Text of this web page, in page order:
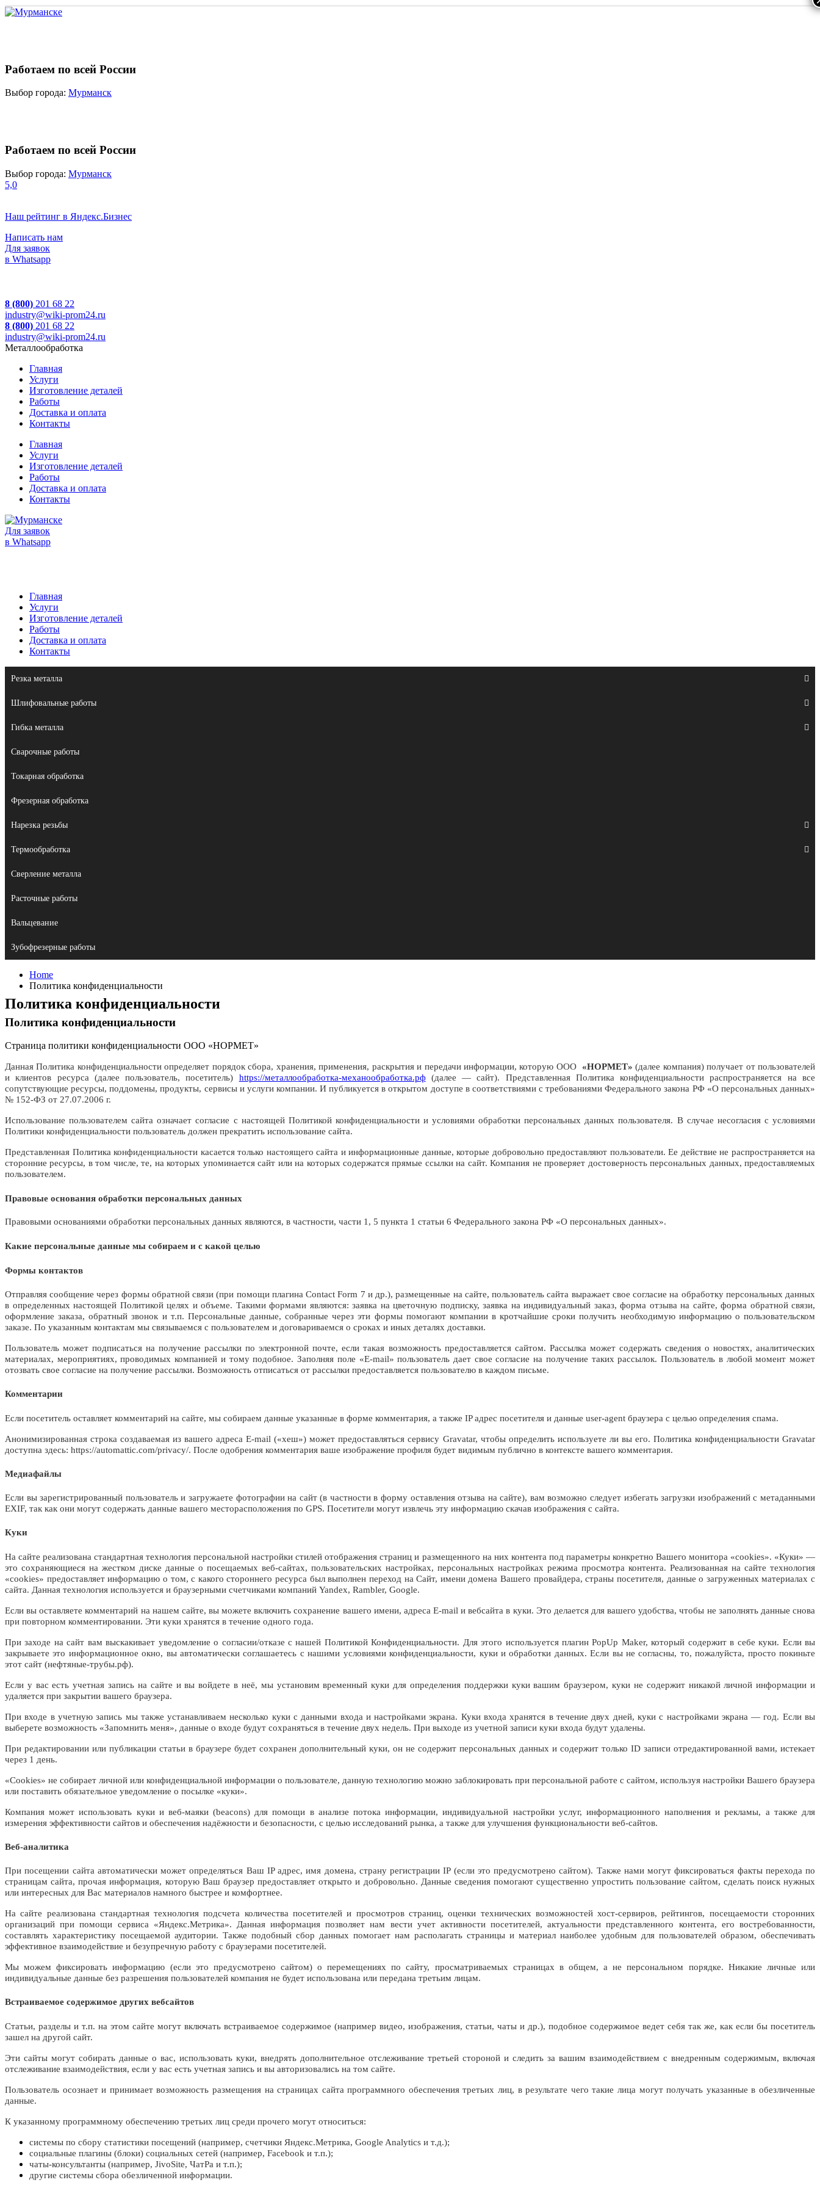
Работаем по всей России
Выбор города: Мурманск
Работаем по всей России
Выбор города: Мурманск
5,0
Наш рейтинг в Яндекс.Бизнес
Написать нам
Для заявок
в Whatsapp
8 (800) 201 68 22
industry@wiki-prom24.ru
8 (800) 201 68 22
industry@wiki-prom24.ru
Металлообработка
Главная
Услуги
Изготовление деталей
Работы
Доставка и оплата
Контакты
Главная
Услуги
Изготовление деталей
Работы
Доставка и оплата
Контакты
Для заявок
в Whatsapp
Главная
Услуги
Изготовление деталей
Работы
Доставка и оплата
Контакты
Резка металла
Шлифовальные работы
Гибка металла
Сварочные работы
Токарная обработка
Фрезерная обработка
Нарезка резьбы
Термообработка
Сверление металла
Расточные работы
Вальцевание
Зубофрезерные работы
Home
Политика конфиденциальности
Политика конфиденциальности
Политика конфиденциальности
Страница политики конфиденциальности ООО «НОРМЕТ»
Данная Политика конфиденциальности определяет порядок сбора, хранения, применения, раскрытия и передачи информации, которую ООО «НОРМЕТ» (далее компания) получает от пользователей
и клиентов ресурса (далее пользователь, посетитель) https://металлообработка-механообработка.рф(далее — сайт). Представленная Политика конфиденциальности распространяется на все
сопутствующие ресурсы, поддомены, продукты, сервисы и услуги компании. И публикуется в открытом доступе в соответствиями с требованиями Федерального закона РФ «О персональных данных»
№ 152-ФЗ от 27.07.2006 г.
Использование пользователем сайта означает согласие с настоящей Политикой конфиденциальности и условиями обработки персональных данных пользователя. В случае несогласия с условиями
Политики конфиденциальности пользователь должен прекратить использование сайта.
Представленная Политика конфиденциальности касается только настоящего сайта и информационные данные, которые добровольно предоставляют пользователи. Ее действие не распространяется на
сторонние ресурсы, в том числе, те, на которых упоминается сайт или на которых содержатся прямые ссылки на сайт. Компания не проверяет достоверность персональных данных, предоставляемых
пользователем.
Правовые основания обработки персональных данных
Правовыми основаниями обработки персональных данных являются, в частности, части 1, 5 пункта 1 статьи 6 Федерального закона РФ «О персональных данных».
Какие персональные данные мы собираем и с какой целью
Формы контактов
Отправляя сообщение через формы обратной связи (при помощи плагина Contact Form 7 и др.), размещенные на сайте, пользователь сайта выражает свое согласие на обработку персональных данных
в определенных настоящей Политикой целях и объеме. Такими формами являются: заявка на цветочную подписку, заявка на индивидуальный заказ, форма отзыва на сайте, форма обратной связи,
оформление заказа, обратный звонок и т.п. Персональные данные, собранные через эти формы помогают компании в кротчайшие сроки получить необходимую информацию о пользовательском
заказе. По указанным контактам мы связываемся с пользователем и договариваемся о сроках и иных деталях доставки.
Пользователь может подписаться на получение рассылки по электронной почте, если такая возможность предоставляется сайтом. Рассылка может содержать сведения о новостях, аналитических
материалах, мероприятиях, проводимых компанией и тому подобное. Заполняя поле «E-mail» пользователь дает свое согласие на получение таких рассылок. Пользователь в любой момент может
отозвать свое согласие на получение рассылки. Возможность отписаться от рассылки предоставляется пользователю в каждом письме.
Комментарии
Если посетитель оставляет комментарий на сайте, мы собираем данные указанные в форме комментария, а также IP адрес посетителя и данные user-agent браузера с целью определения спама.
Анонимизированная строка создаваемая из вашего адреса E-mail («хеш») может предоставляться сервису Gravatar, чтобы определить используете ли вы его. Политика конфиденциальности Gravatar
доступна здесь: https://automattic.com/privacy/. После одобрения комментария ваше изображение профиля будет видимым публично в контексте вашего комментария.
Медиафайлы
Если вы зарегистрированный пользователь и загружаете фотографии на сайт (в частности в форму оставления отзыва на сайте), вам возможно следует избегать загрузки изображений с метаданными
EXIF, так как они могут содержать данные вашего месторасположения по GPS. Посетители могут извлечь эту информацию скачав изображения с сайта.
Куки
На сайте реализована стандартная технология персональной настройки стилей отображения страниц и размещенного на них контента под параметры конкретно Вашего монитора «cookies». «Куки» —
это сохраняющиеся на жестком диске данные о посещаемых веб-сайтах, пользовательских настройках, персональных настройках режима просмотра контента. Реализованная на сайте технология
«cookies» предоставляет информацию о том, с какого стороннего ресурса был выполнен переход на Сайт, имени домена Вашего провайдера, страны посетителя, данные о загруженных материалах с
сайта. Данная технология используется и браузерными счетчиками компаний Yandex, Rambler, Google.
Если вы оставляете комментарий на нашем сайте, вы можете включить сохранение вашего имени, адреса E-mail и вебсайта в куки. Это делается для вашего удобства, чтобы не заполнять данные снова
при повторном комментировании. Эти куки хранятся в течение одного года.
При заходе на сайт вам выскакивает уведомление о согласии/отказе с нашей Политикой Конфиденциальности. Для этого используется плагин PopUp Maker, который содержит в себе куки. Если вы
закрываете это информационное окно, вы автоматически соглашаетесь с нашими условиями конфиденциальности, куки и обработки данных. Если вы не согласны, то, пожалуйста, просто покиньте
этот сайт (нефтяные-трубы.рф).
Если у вас есть учетная запись на сайте и вы войдете в неё, мы установим временный куки для определения поддержки куки вашим браузером, куки не содержит никакой личной информации и
удаляется при закрытии вашего браузера.
При входе в учетную запись мы также устанавливаем несколько куки с данными входа и настройками экрана. Куки входа хранятся в течение двух дней, куки с настройками экрана — год. Если вы
выберете возможность «Запомнить меня», данные о входе будут сохраняться в течение двух недель. При выходе из учетной записи куки входа будут удалены.
При редактировании или публикации статьи в браузере будет сохранен дополнительный куки, он не содержит персональных данных и содержит только ID записи отредактированной вами, истекает
через 1 день.
«Сookies» не собирает личной или конфиденциальной информации о пользователе, данную технологию можно заблокировать при персональной работе с сайтом, используя настройки Вашего браузера
или поставить обязательное уведомление о посылке «куки».
Компания может использовать куки и веб-маяки (beacons) для помощи в анализе потока информации, индивидуальной настройки услуг, информационного наполнения и рекламы, а также для
измерения эффективности сайтов и обеспечения надёжности и безопасности, с целью исследований рынка, а также для улучшения функциональности веб-сайтов.
Веб-аналитика
При посещении сайта автоматически может определяться Ваш IP адрес, имя домена, страну регистрации IP (если это предусмотрено сайтом). Также нами могут фиксироваться факты перехода по
страницам сайта, прочая информация, которую Ваш браузер предоставляет открыто и добровольно. Данные сведения помогают существенно упростить пользование сайтом, сделать поиск нужных
или интересных для Вас материалов намного быстрее и комфортнее.
На сайте реализована стандартная технология подсчета количества посетителей и просмотров страниц, оценки технических возможностей хост-сервиров, рейтингов, посещаемости сторонних
организаций при помощи сервиса «Яндекс.Метрика». Данная информация позволяет нам вести учет активности посетителей, актуальности представленного контента, его востребованности,
составлять характеристику посещаемой аудитории. Также подобный сбор данных помогает нам располагать страницы и материал наиболее удобным для пользователей образом, обеспечивать
эффективное взаимодействие и безупречную работу с браузерами посетителей.
Мы можем фиксировать информацию (если это предусмотрено сайтом) о перемещениях по сайту, просматриваемых страницах в общем, а не персональном порядке. Никакие личные или
индивидуальные данные без разрешения пользователей компания не будет использована или передана третьим лицам.
Встраиваемое содержимое других вебсайтов
Статьи, разделы и т.п. на этом сайте могут включать встраиваемое содержимое (например видео, изображения, статьи, чаты и др.), подобное содержимое ведет себя так же, как если бы посетитель
зашел на другой сайт.
Эти сайты могут собирать данные о вас, использовать куки, внедрять дополнительное отслеживание третьей стороной и следить за вашим взаимодействием с внедренным содержимым, включая
отслеживание взаимодействия, если у вас есть учетная запись и вы авторизовались на том сайте.
Пользователь осознает и принимает возможность размещения на страницах cайта программного обеспечения третьих лиц, в результате чего такие лица могут получать указанные в обезличенные
данные.
К указанному программному обеспечению третьих лиц среди прочего могут относиться:
системы по сбору статистики посещений (например, счетчики Яндекс.Метрика, Google Analytics и т.д.);
социальные плагины (блоки) социальных сетей (например, Facebook и т.п.);
чаты-консультанты (например, JivoSite, ЧатРа и т.п.);
другие системы сбора обезличенной информации.